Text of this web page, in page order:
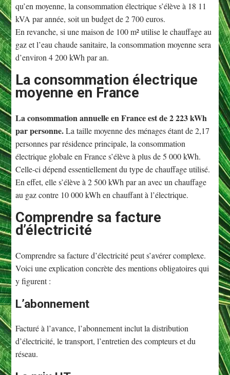
qu’en moyenne, la consommation électrique s’élève à 18 11
kVA par année, soit un budget de 2 700 euros.
En revanche, si une maison de 100 m² utilise le chauffage au
gaz et l’eau chaude sanitaire, la consommation moyenne sera
d’environ 4 200 kWh par an.
La consommation électrique
moyenne en France
La consommation annuelle en France est de 2 223 kWh
par personne.La taille moyenne des ménages étant de 2,17
personnes par résidence principale, la consommation
électrique globale en France s’élève à plus de 5 000 kWh.
Celle-ci dépend essentiellement du type de chauffage utilisé.
En effet, elle s’élève à 2 500 kWh par an avec un chauffage
au gaz contre 10 000 kWh en chauffant à l’électrique.
Comprendre sa facture
d’électricité
Comprendre sa facture d’électricité peut s’avérer complexe.
Voici une explication concrète des mentions obligatoires qui
y figurent :
L’abonnement
Facturé à l’avance, l’abonnement inclut la distribution
d’électricité, le transport, l’entretien des compteurs et du
réseau.